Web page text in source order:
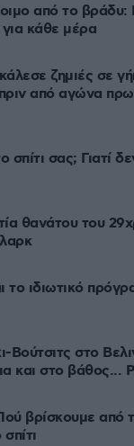
από το βράδυ:
για κάθε μέρα
ζημιές σε
από αγώνα
σπίτι σας; Γιατί
θανάτου του
ιδιωτικό
Βούτσιτς στο
και στο βάθος...
βρίσκουμε από